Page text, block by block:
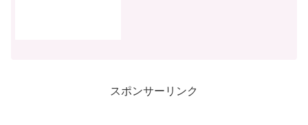
スポンサーリンク